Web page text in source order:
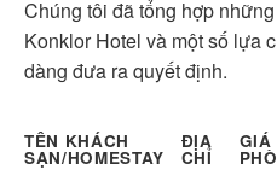
Chúng tôi đã tổng hợp
Konklor Hotel và một số lựa
dàng đưa ra quyết định.
TÊN KHÁCH
SẠN/HOMESTAY
ĐỊA
CHỈ
GIÁ